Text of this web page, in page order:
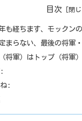
目次
も経ちます、モックン
まらない、最後の将軍
将軍）はトップ（将軍
: